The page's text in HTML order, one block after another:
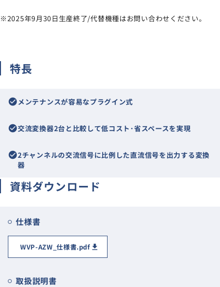
※2025年9月30日生産終了/代替機種はお問い合わせください。
特長
check_circleメンテナンスが容易なプラグイン式
check_circle交流変換器2台と比較して低コスト･省スペースを実現
check_circle2チャンネルの交流信号に比例した直流信号を出力する変換
器
資料ダウンロード
仕様書
WVP-AZW_仕様書.pdf
取扱説明書